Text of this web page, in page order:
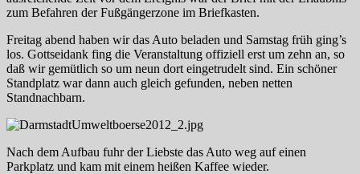
zum Befahren der Fußgängerzone im Briefkasten.
Freitag abend haben wir das Auto beladen und Samstag früh ging’s
los. Gottseidank fing die Veranstaltung offiziell erst um zehn an, so
daß wir gemütlich so um neun dort eingetrudelt sind. Ein schöner
Standplatz war dann auch gleich gefunden, neben netten
Standnachbarn.
Nach dem Aufbau fuhr der Liebste das Auto weg auf einen
Parkplatz und kam mit einem heißen Kaffee wieder.